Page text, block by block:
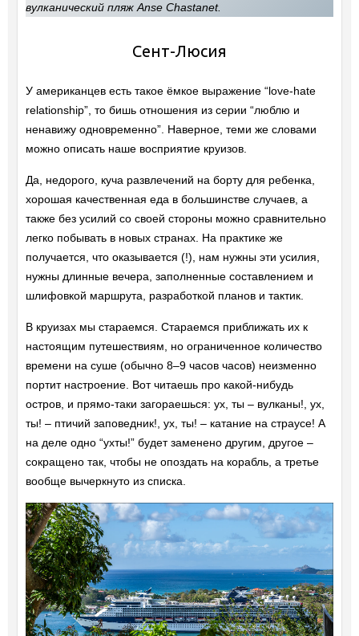
вулканический пляж Anse Chastanet.
Сент-Люсия
У американцев есть такое ёмкое выражение “love-hate
relationship”, то бишь отношения из серии “люблю и
ненавижу одновременно”. Наверное, теми же словами
можно описать наше восприятие круизов.
Да, недорого, куча развлечений на борту для ребенка,
хорошая качественная еда в большинстве случаев, а
также без усилий со своей стороны можно сравнительно
легко побывать в новых странах. На практике же
получается, что оказывается (!), нам нужны эти усилия,
нужны длинные вечера, заполненные составлением и
шлифовкой маршрута, разработкой планов и тактик.
В круизах мы стараемся. Стараемся приближать их к
настоящим путешествиям, но ограниченное количество
времени на суше (обычно 8–9 часов часов) неизменно
портит настроение. Вот читаешь про какой-нибудь
остров, и прямо-таки загораешься: ух, ты – вулканы!, ух,
ты! – птичий заповедник!, ух, ты! – катание на страусе! А
на деле одно “ухты!” будет заменено другим, другое –
сокращено так, чтобы не опоздать на корабль, а третье
вообще вычеркнуто из списка.